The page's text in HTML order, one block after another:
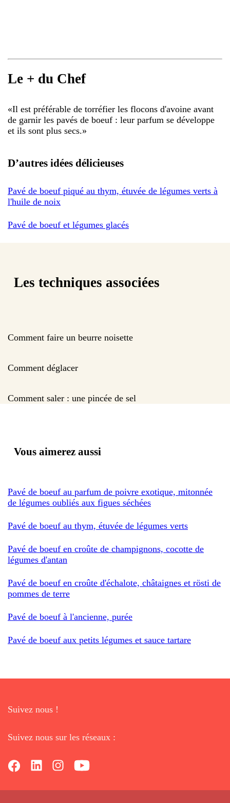
Le + du Chef
«Il est préférable de torréfier les flocons d'avoine avant
de garnir les pavés de boeuf : leur parfum se développe
et ils sont plus secs.»
D’autres idées délicieuses
Pavé de boeuf piqué au thym, étuvée de légumes verts à
l'huile de noix
Pavé de boeuf et légumes glacés
Les techniques associées
Comment faire un beurre noisette
Comment déglacer
Comment saler : une pincée de sel
Vous aimerez aussi
Pavé de boeuf au parfum de poivre exotique, mitonnée
de légumes oubliés aux figues séchées
Pavé de boeuf au thym, étuvée de légumes verts
Pavé de boeuf en croûte de champignons, cocotte de
légumes d'antan
Pavé de boeuf en croûte d'échalote, châtaignes et rösti de
pommes de terre
Pavé de boeuf à l'ancienne, purée
Pavé de boeuf aux petits légumes et sauce tartare
Suivez nous !
Suivez nous sur les réseaux :